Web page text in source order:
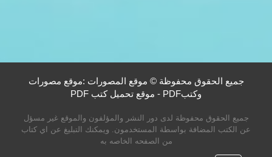
جميع الحقوق محفوظة © موقع المصورات :موقع مصورات
وكتبPDF - موقع تحميل كتب PDF
جميع الحقوق محفوظة لدى دور النشر والمؤلفون والموقع غير مسؤل
عن الكتب المضافة بواسطة المستخدمون. ويمكنك التبليغ عن اي كتاب
من الصفحه الخاصه به